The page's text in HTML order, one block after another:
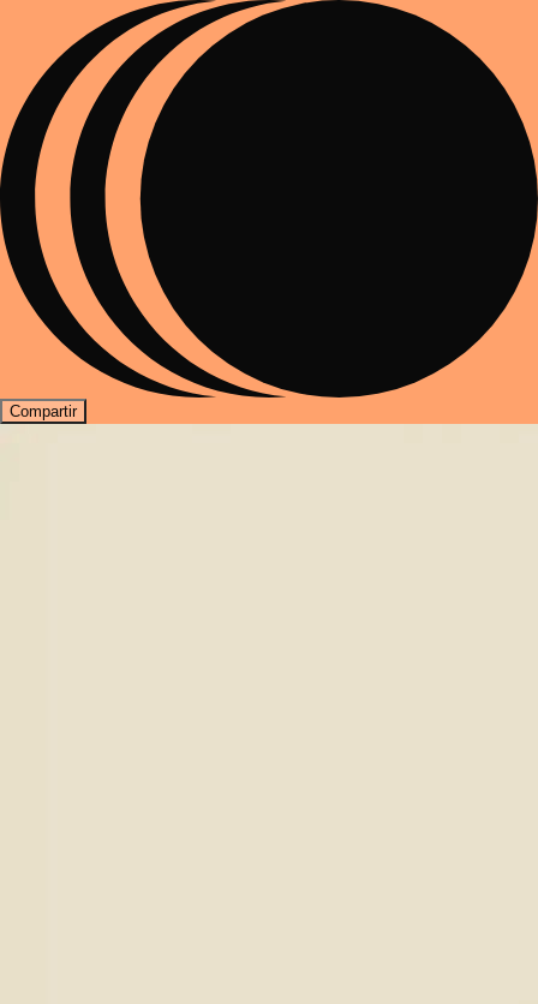
Compartir